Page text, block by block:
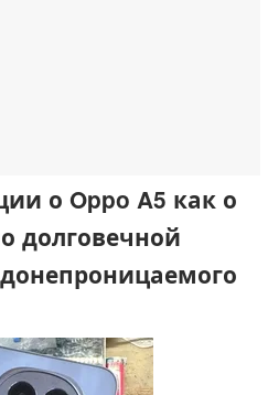
о Oppo A5 как о
долговечной